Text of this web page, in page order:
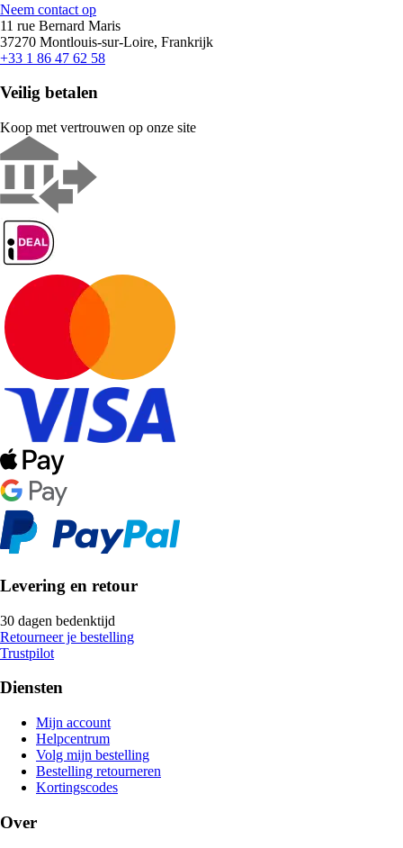
Neem contact op
11 rue Bernard Maris
37270 Montlouis-sur-Loire, Frankrijk
+33 1 86 47 62 58
Veilig betalen
Koop met vertrouwen op onze site
Levering en retour
30 dagen bedenktijd
Retourneer je bestelling
Trustpilot
Diensten
Mijn account
Helpcentrum
Volg mijn bestelling
Bestelling retourneren
Kortingscodes
Over